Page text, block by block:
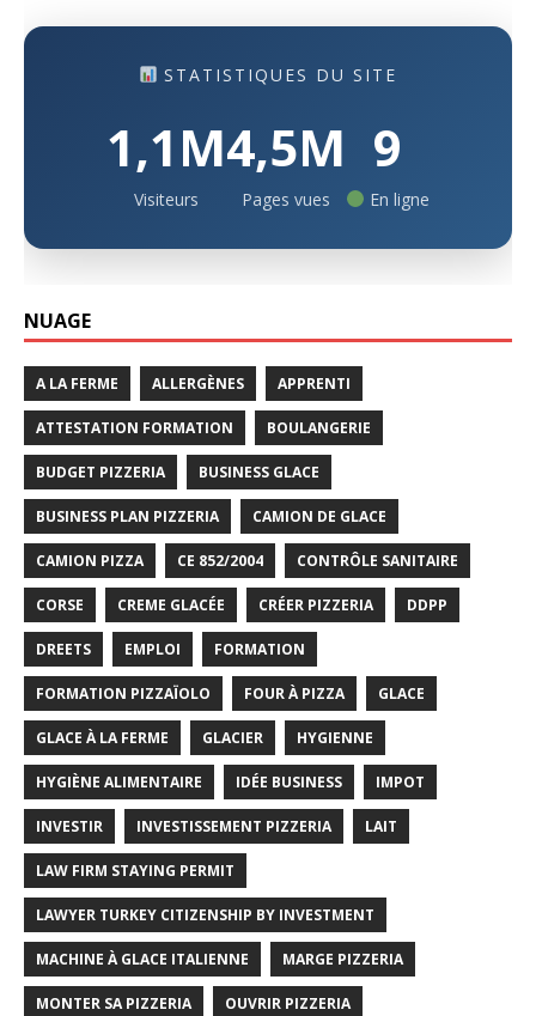
STATISTIQUES DU SITE
1,1M
Visiteurs
4,5M
Pages vues
9
En ligne
NUAGE
A LA FERME ALLERGÈNES APPRENTI
ATTESTATION FORMATION BOULANGERIE
BUDGET PIZZERIA BUSINESS GLACE
BUSINESS PLAN PIZZERIA CAMION DE GLACE
CAMION PIZZA CE 852/2004 CONTRÔLE SANITAIRE
CORSE CREME GLACÉE CRÉER PIZZERIA DDPP
DREETS EMPLOI FORMATION
FORMATION PIZZAÏOLO FOUR À PIZZA GLACE
GLACE À LA FERME GLACIER HYGIENNE
HYGIÈNE ALIMENTAIRE IDÉE BUSINESS IMPOT
INVESTIR INVESTISSEMENT PIZZERIA LAIT
LAW FIRM STAYING PERMIT
LAWYER TURKEY CITIZENSHIP BY INVESTMENT
MACHINE À GLACE ITALIENNE MARGE PIZZERIA
MONTER SA PIZZERIA OUVRIR PIZZERIA